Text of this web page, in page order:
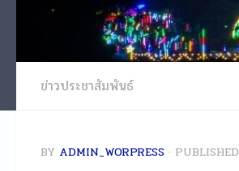
ข่าวประชาสัมพันธ์
BY ADMIN_WORPRESS · PUBLISHED